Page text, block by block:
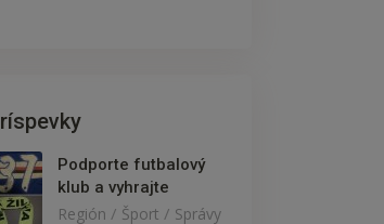
Podporte futbalový
klub a vyhrajte
Región / Šport / Správy